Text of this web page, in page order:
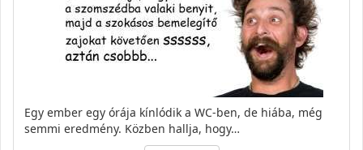
Egy ember egy órája kínlódik a WC-ben, de hiába, még
semmi eredmény. Közben hallja, hogy…